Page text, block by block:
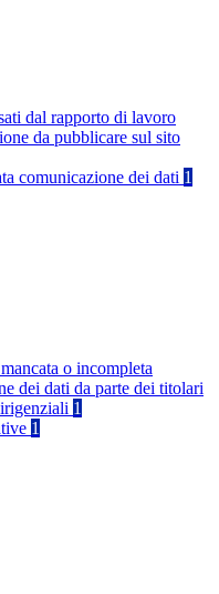
dal rapporto di lavoro
da pubblicare sul sito
comunicazione dei dati 1
o incompleta
dei dati da parte dei titolari
1
1